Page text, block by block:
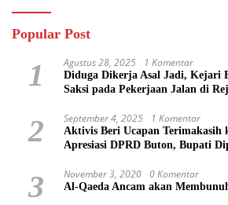
Popular Post
1 Agustus 28, 2025 1 Komentar
Diduga Dikerja Asal Jadi, Kejari
Saksi pada Pekerjaan Jalan di
2 September 4, 2025 1 Komentar
Aktivis Beri Ucapan Terimakasih
Apresiasi DPRD Buton, Bupati
3 November 3, 2020 0 Komentar
Al-Qaeda Ancam akan